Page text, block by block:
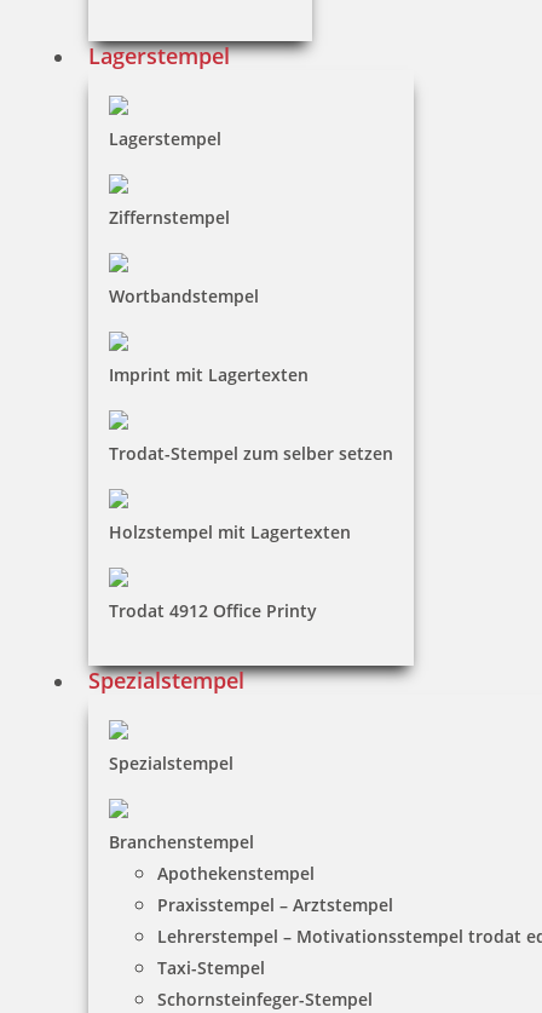
Lagerstempel
Lagerstempel
Ziffernstempel
Wortbandstempel
Imprint mit Lagertexten
Trodat-Stempel zum selber setzen
Holzstempel mit Lagertexten
Trodat 4912 Office Printy
Spezialstempel
Spezialstempel
Branchenstempel
Apothekenstempel
Praxisstempel – Arztstempel
Lehrerstempel – Motivationsstempel trodat
Taxi-Stempel
Schornsteinfeger-Stempel